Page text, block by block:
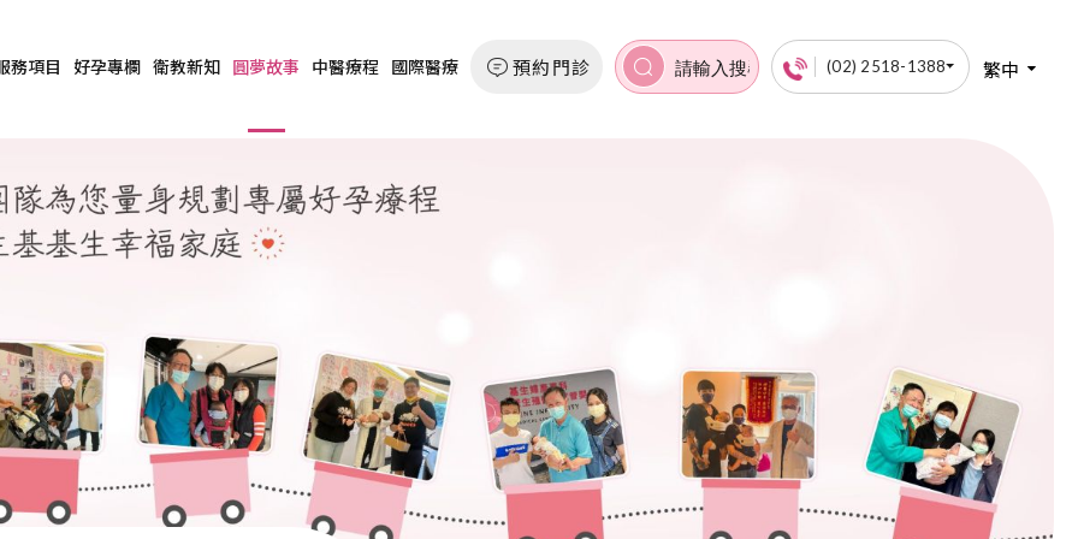
務項目 好孕專欄 衛教新知 圓夢故事 中醫療程 國際醫療 預約門診 (02) 2518-1388 繁中